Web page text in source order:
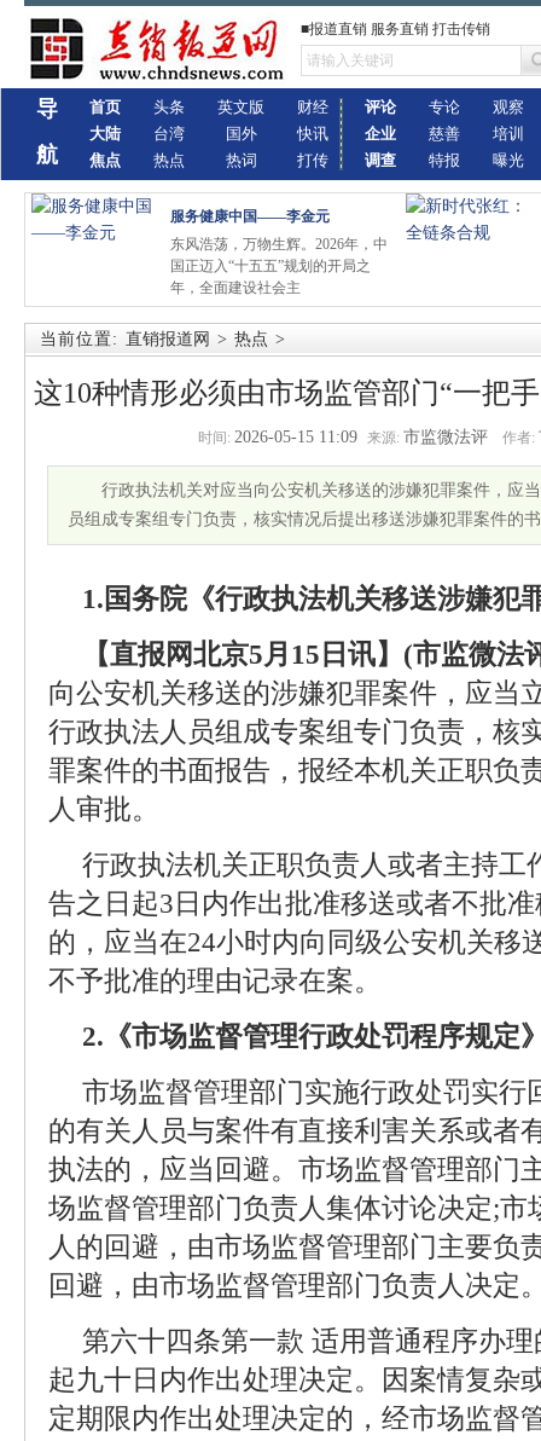
■报道直销 服务直销 打击传销
导
航
首页
大陆
焦点
头条
台湾
热点
英文版
国外
热词
财经
快讯
打传
评论
企业
调查
专论
慈善
特报
观察
培训
曝光
服务健康中国——李金元
东风浩荡，万物生辉。2026年，中
国正迈入“十五五”规划的开局之
年，全面建设社会主
当前位置: 直销报道网 > 热点 >
这10种情形必须由市场监管部门“一把
时间: 2026-05-15 11:09 来源: 市监微法评 作者:
行政执法机关对应当向公安机关移送的涉嫌犯罪案件，应
员组成专案组专门负责，核实情况后提出移送涉嫌犯罪案件的
1.国务院《行政执法机关移送涉嫌犯
【直报网北京5月15日讯】(市监微法
向公安机关移送的涉嫌犯罪案件，应当
行政执法人员组成专案组专门负责，核
罪案件的书面报告，报经本机关正职负
人审批。
行政执法机关正职负责人或者主持工
告之日起3日内作出批准移送或者不批
的，应当在24小时内向同级公安机关移
不予批准的理由记录在案。
2.《市场监督管理行政处罚程序规定
市场监督管理部门实施行政处罚实行
的有关人员与案件有直接利害关系或者
执法的，应当回避。市场监督管理部门
场监督管理部门负责人集体讨论决定;市
人的回避，由市场监督管理部门主要负
回避，由市场监督管理部门负责人决定
第六十四条第一款 适用普通程序办
起九十日内作出处理决定。因案情复杂
定期限内作出处理决定的，经市场监督